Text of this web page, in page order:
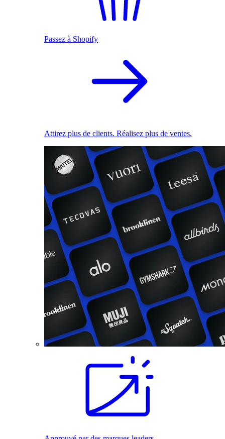
Passez à Shopify
Attirez plus de clients. Réalisez plus de ventes.